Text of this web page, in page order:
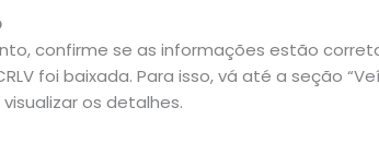
confirme se as informações estão
foi baixada. Para isso, vá até a seção
os detalhes.